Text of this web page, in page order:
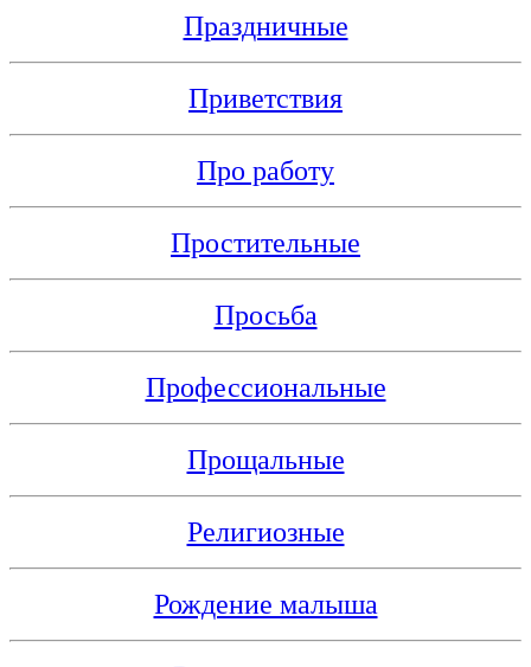
Праздничные
Приветствия
Про работу
Простительные
Просьба
Профессиональные
Прощальные
Религиозные
Рождение малыша